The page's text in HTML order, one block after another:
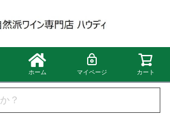
ホーム マイページ カート